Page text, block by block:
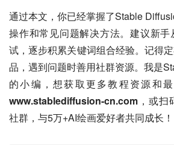
通过本文，你已经掌握了Stable
操作和常见问题解决方法。建议新
试，逐步积累关键词组合经验。记得
品，遇到问题时善用社群资源。我是
的小编，想获取更多教程资源和
www.stablediffusion-cn.com ，或
社群，与5万+AI绘画爱好者共同成长！